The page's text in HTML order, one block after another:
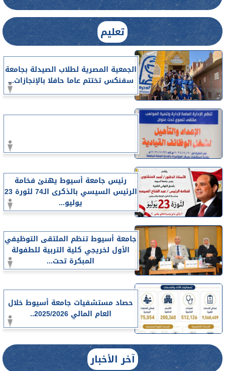
تعليم
الجمعية المصرية لطلاب الصيدلة بجامعة
سفنكس تختتم عاما حافلا بالإنجازات...
رئيس جامعة أسيوط يهنئ فخامة
الرئيس السيسي بالذكرى الـ74 لثورة 23
يوليو...
جامعة أسيوط تنظم الملتقى التوظيفي
الأول لخريجي كلية التربية للطفولة
المبكرة تحت...
حصاد مستشفيات جامعة أسيوط خلال
العام المالي 2025/2026..
آخر الأخبار